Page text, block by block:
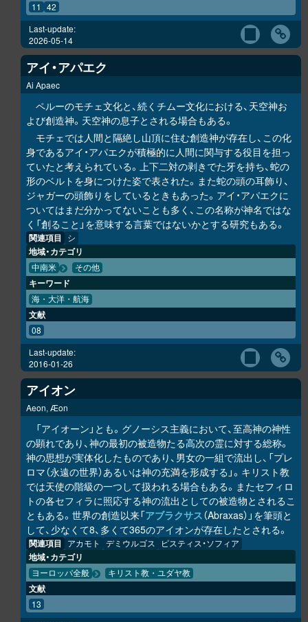
11 42
Last-update:
2026-05-14
アイ・アパエク
Ai Apaec
ペルーのモチェ文化と、続くチムー文化における、天空神お
よび創造神。天空神の息子とされる場合もある。
モチェでは人間と隔絶し山頂に住む創造神が存在し、この化
身であるアイ・アパエクが積極的に人間に関与する役目を担っ
ていたと考えられている。上下二対の剥きでた牙を持ち、蛇の
形のベルトを身につけた姿で表された。また蛇の頭の耳飾り、
ジャガーの頭飾りをしているときもあった。アイ・アパエクに
ついてはまだ分かってないことも多く、この名称が神名ではな
く「創ること」を意味する言葉ではないかとする研究もある。
関連項目 シ
地域・カテゴリ
中南米 その他
キーワード
海・大洋・航海
文献
08
Last-update:
2016-01-26
アイオン
Aeon, Æon
「アイオーン」とも。グノーシス主義において、至高神の神性
の顕れであり、神の最初の被造物たる高次の霊に対する総称。
神の思想が実体化したものであり、男女の一組で流出し、「プレ
ロマ（永遠の世界）あるいは神の充満を形成する」。キリスト教
では天使の階級の一つして扱われる場合もある。またセフィロ
トの各セフィラに照応する神の流出としての被造物とされるこ
ともある。世界の創造以来「アブラクサス（Abraxas）」を筆頭と
して、少なくて8、多くて365のアイオンが存在したとされる。
関連項目 アカモト デミウルゴス ピスティス・ソフィア
地域・カテゴリ
ヨーロッパ全般 キリスト教・ユダヤ教
文献
13